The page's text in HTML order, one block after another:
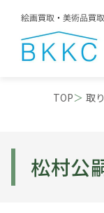
TOP 取
松村公